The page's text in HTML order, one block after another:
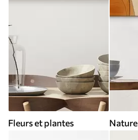
Fleurs et plantes Nature